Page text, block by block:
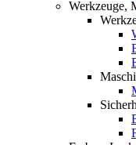
Werkzeuge,